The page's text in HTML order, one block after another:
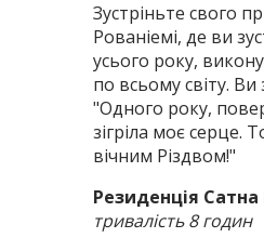
Зустріньте свого
Рованіемі, де ви
усього року,
по всьому світу.
"Одного року,
зігріла моє серце.
вічним Різдвом!"
Резиденція Сатна
тривалість 8 годин